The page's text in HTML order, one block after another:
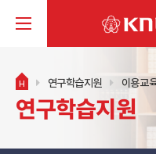
H 연구학습지원 이용교
연구학습지원